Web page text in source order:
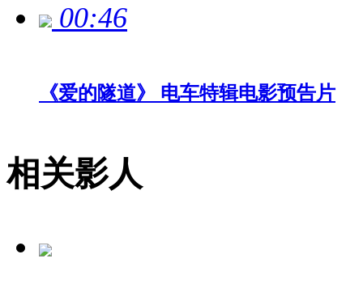
00:46
《爱的隧道》 电车特辑电影预告片
相关影人